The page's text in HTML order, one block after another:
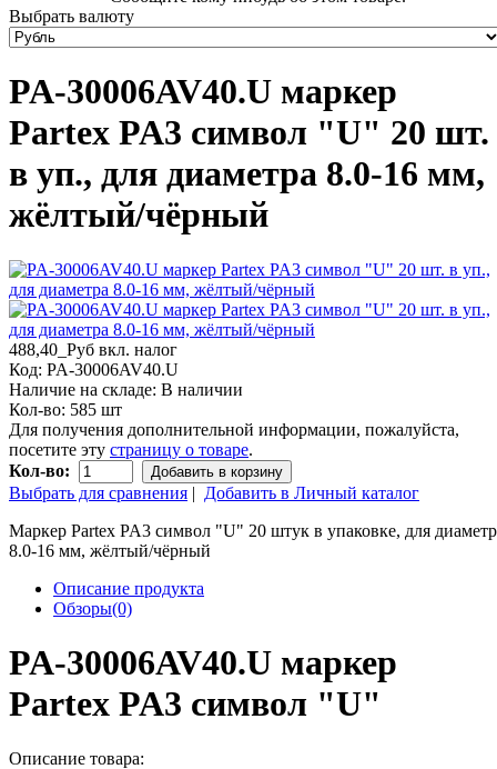
Выбрать валюту
PA-30006AV40.U маркер
Partex PA3 символ "U" 20 шт.
в уп., для диаметра 8.0-16 мм,
жёлтый/чёрный
488,40_Руб вкл. налог
Код: PA-30006AV40.U
Наличие на складе: В наличии
Кол-во: 585 шт
Для получения дополнительной информации, пожалуйста,
посетите эту страницу о товаре.
Кол-во:
Добавить в корзину
Выбрать для сравнения | Добавить в Личный каталог
Маркер Partex PA3 символ "U" 20 штук в упаковке, для
8.0-16 мм, жёлтый/чёрный
Описание продукта
Обзоры(0)
PA-30006AV40.U маркер
Partex PA3 символ "U"
Описание товара: